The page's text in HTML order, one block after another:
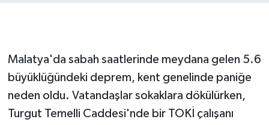
Malatya'da sabah saatlerinde meydana gelen 5.6
büyüklüğündeki deprem, kent genelinde paniğe
neden oldu. Vatandaşlar sokaklara dökülürken,
Turgut Temelli Caddesi'nde bir TOKİ çalışanı